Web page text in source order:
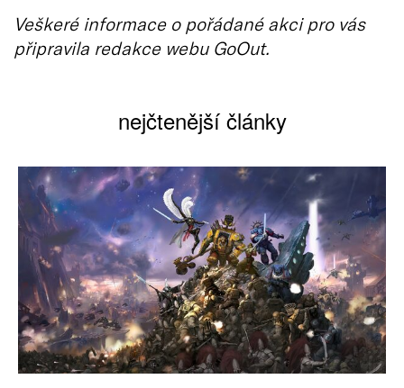
Veškeré informace o pořádané akci pro vás
připravila redakce webu GoOut.
nejčtenější články